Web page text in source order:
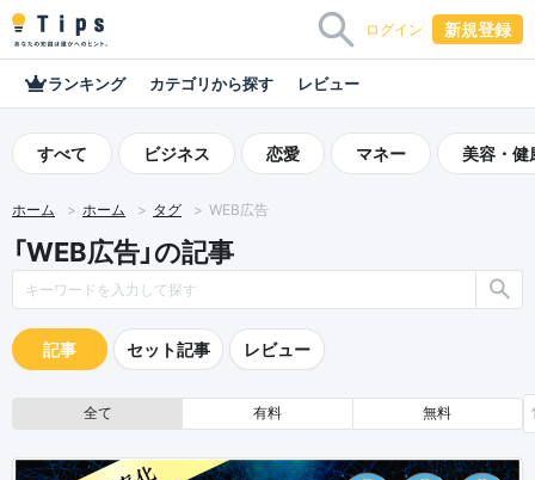
ログイン 新規登録
ランキング カテゴリから探す レビュー
すべて ビジネス 恋愛 マネー 美容・健
ホーム ホーム タグ WEB広告
「WEB広告」の記事
記事 セット記事 レビュー
全て 有料 無料